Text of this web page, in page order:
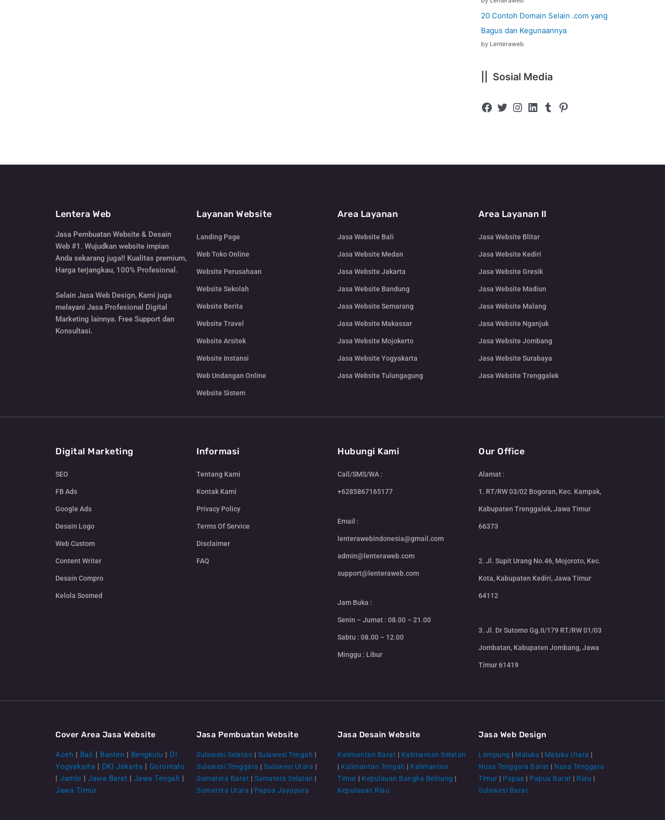
20 Contoh Domain Selain .com yang
Bagus dan Kegunaannya
by Lenteraweb
|| Sosial Media
Lentera Web
Jasa Pembuatan Website & Desain
Web #1. Wujudkan website impian
Anda sekarang juga!! Kualitas premium,
Harga terjangkau, 100% Profesional.
Selain Jasa Web Design, Kami juga
melayani Jasa Profesional Digital
Marketing lainnya. Free Support dan
Konsultasi.
Layanan Website
Landing Page
Web Toko Online
Website Perusahaan
Website Sekolah
Website Berita
Website Travel
Website Arsitek
Website Instansi
Web Undangan Online
Website Sistem
Area Layanan
Jasa Website Bali
Jasa Website Medan
Jasa Website Jakarta
Jasa Website Bandung
Jasa Website Semarang
Jasa Website Makassar
Jasa Website Mojokerto
Jasa Website Yogyakarta
Jasa Website Tulungagung
Area Layanan II
Jasa Website Blitar
Jasa Website Kediri
Jasa Website Gresik
Jasa Website Madiun
Jasa Website Malang
Jasa Website Nganjuk
Jasa Website Jombang
Jasa Website Surabaya
Jasa Website Trenggalek
Digital Marketing
SEO
FB Ads
Google Ads
Desain Logo
Web Custom
Content Writer
Desain Compro
Kelola Sosmed
Informasi
Tentang Kami
Kontak Kami
Privacy Policy
Terms Of Service
Disclaimer
FAQ
Hubungi Kami
Call/SMS/WA :
+6285867165177
Email :
lenterawebindonesia@gmail.com
admin@lenteraweb.com
support@lenteraweb.com
Jam Buka :
Senin – Jumat : 08.00 – 21.00
Sabtu : 08.00 – 12.00
Minggu : Libur
Our Office
Alamat :
1. RT/RW 03/02 Bogoran, Kec. Kampak,
Kabupaten Trenggalek, Jawa Timur
66373
2. Jl. Supit Urang No.46, Mojoroto, Kec.
Kota, Kabupaten Kediri, Jawa Timur
64112
3. Jl. Dr Sutomo Gg.II/179 RT/RW 01/03
Jombatan, Kabupaten Jombang, Jawa
Timur 61419
Cover Area Jasa Website
Aceh | Bali | Banten | Bengkulu | DI
Yogyakarta | DKI Jakarta | Gorontalo
| Jambi | Jawa Barat | Jawa Tengah |
Jawa Timur
Jasa Pembuatan Website
Sulawesi Selatan | Sulawesi Tengah |
Sulawesi Tenggara | Sulawesi Utara |
Sumatera Barat | Sumatera Selatan |
Sumatera Utara | Papua Jayapura
Jasa Desain Website
Kalimantan Barat | Kalimantan Selatan
| Kalimantan Tengah | Kalimantan
Timur | Kepulauan Bangka Belitung |
Kepulauan Riau
Jasa Web Design
Lampung | Maluku | Maluku Utara |
Nusa Tenggara Barat | Nusa Tenggara
Timur | Papua | Papua Barat | Riau |
Sulawesi Barat